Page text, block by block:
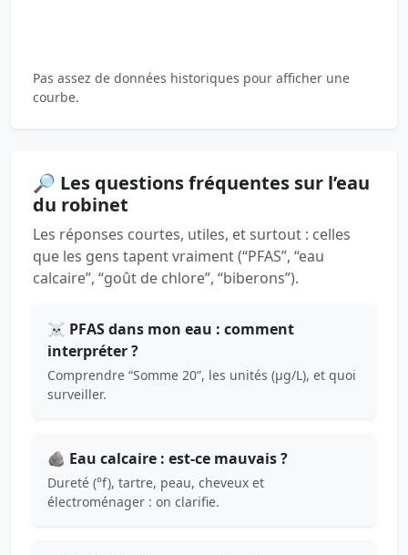
Pas assez de données historiques pour afficher une
courbe.
🔎 Les questions fréquentes sur l’eau
du robinet
Les réponses courtes, utiles, et surtout : celles
que les gens tapent vraiment (“PFAS”, “eau
calcaire”, “goût de chlore”, “biberons”).
☠️ PFAS dans mon eau : comment
interpréter ?
Comprendre “Somme 20”, les unités (µg/L), et quoi
surveiller.
🪨 Eau calcaire : est-ce mauvais ?
Dureté (°f), tartre, peau, cheveux et
électroménager : on clarifie.